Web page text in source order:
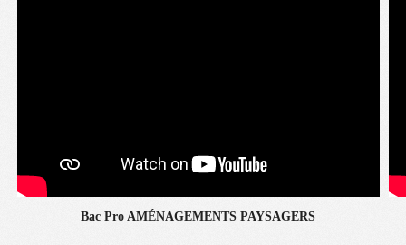
Bac Pro AMÉNAGEMENTS PAYSAGERS